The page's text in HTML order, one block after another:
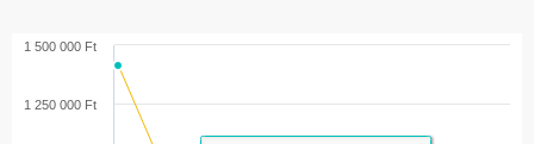
1 250 000 Ft
1 500 000 Ft